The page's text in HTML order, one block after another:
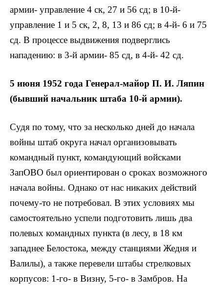
армии- управление 4 ск, 27 и 56 сд; в 10-й-
управление 1 и 5 ск, 2, 8, 13 и 86 сд; в 4-й- 6 и 75
сд. В процессе выдвижения подверглись
нападению: в 3-й армии- 85 сд, в 4-й- 42 сд.
5 июня 1952 года Генерал-майор П. И. Ляпин
(бывший начальник штаба 10-й армии).
Судя по тому, что за несколько дней до начала
войны штаб округа начал организовывать
командный пункт, командующий войсками
ЗапОВО был ориентирован о сроках возможного
начала войны. Однако от нас никаких действий
почему-то не потребовал. В этих условиях мы
самостоятельно успели подготовить лишь два
полевых командных пункта (в лесу, в 18 км
западнее Белостока, между станциями Жедня и
Валилы), а также перевели штабы стрелковых
корпусов: 1-го- в Визну, 5-го- в Замбров. На